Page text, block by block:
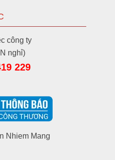
Liên hệ
công ty
nghỉ)
229